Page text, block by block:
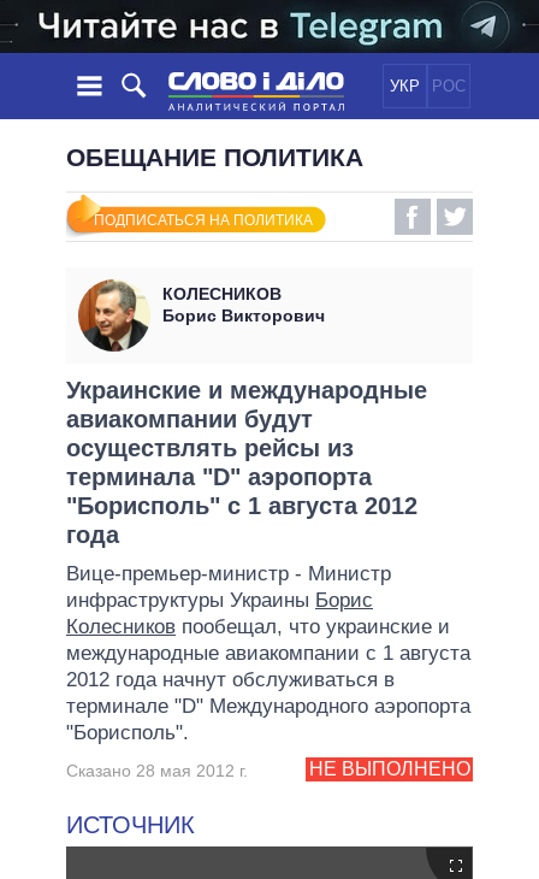
УКР РОС
НОВОСТИ
ЛЕНТА
СОБЫТИЯ
СТАТЬИ
МНЕНИЯ
ОБЗОРЫ
ДАЙДЖЕСТЫ
ПОЛИТИКА
ЭКОНОМИКА
МИР
ОБЕЩАНИЯ
ВСЕ ПОЛИТИКИ
ПРЕЗИДЕНТ И ОФИС
ВЕРХОВНАЯ РАДА
КАБИНЕТ МИНИСТРОВ
ГЛАВЫ ОБЛАДМИНИСТРАЦИЙ
МЭРЫ
ВСЕ ПЕРСОНЫ
ИНФОГРАФИКА
ПОДДЕРЖАТЬ
СРАВНЕНИЕ ПОЛИТИКОВ
ОБЕЩАНИЕ ПОЛИТИКА
ПОДПИСАТЬСЯ НА ПОЛИТИКА
КОЛЕСНИКОВ
Борис Викторович
Украинские и международные
авиакомпании будут
осуществлять рейсы из
терминала "D" аэропорта
"Борисполь" с 1 августа 2012
года
Вице-премьер-министр - Министр
инфраструктуры Украины Борис
Колесников пообещал, что украинские и
международные авиакомпании с 1 августа
2012 года начнут обслуживаться в
терминале "D" Международного аэропорта
"Борисполь".
НЕ ВЫПОЛНЕНО
Сказано 28 мая 2012 г.
ИСТОЧНИК